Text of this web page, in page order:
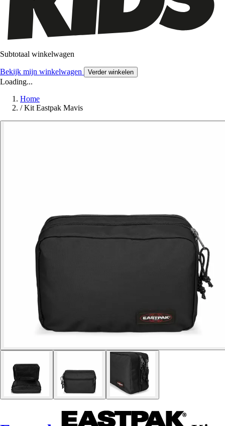
Subtotaal winkelwagen
Bekijk mijn winkelwagen Verder winkelen
Loading...
Home
/ Kit Eastpak Mavis